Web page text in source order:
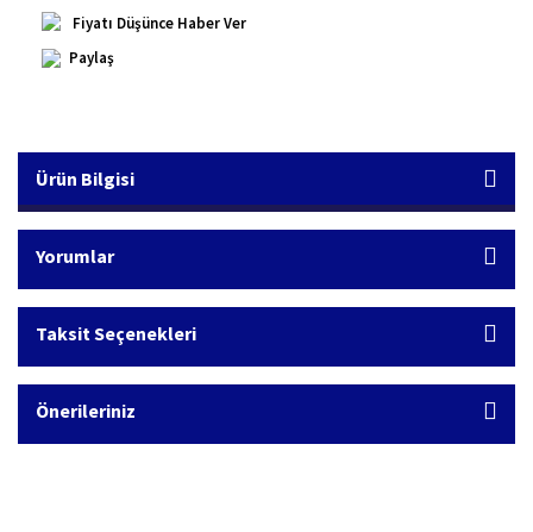
Fiyatı Düşünce Haber Ver
Paylaş
Ürün Bilgisi
Yorumlar
Taksit Seçenekleri
Önerileriniz